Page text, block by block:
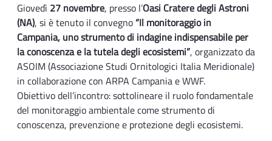
Giovedì 27 novembre, presso l’Oasi Cratere degli Astroni
(NA), si è tenuto il convegno “Il monitoraggio in
Campania, uno strumento di indagine indispensabile per
la conoscenza e la tutela degli ecosistemi”, organizzato da
ASOIM (Associazione Studi Ornitologici Italia Meridionale)
in collaborazione con ARPA Campania e WWF.
Obiettivo dell’incontro: sottolineare il ruolo fondamentale
del monitoraggio ambientale come strumento di
conoscenza, prevenzione e protezione degli ecosistemi.